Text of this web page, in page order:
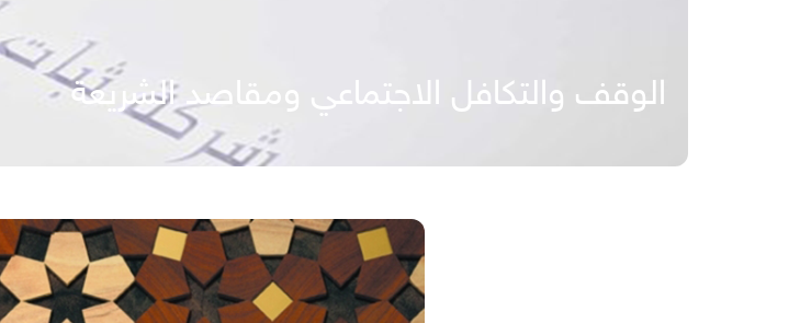
الوقف والتكافل الاجتماعي ومقاصد الشريعة